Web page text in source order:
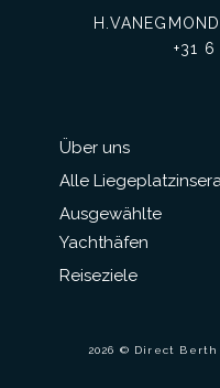
Über uns
Alle
Ausgewählte
Yachthäfen
Reiseziele
+31
2026 © Direct